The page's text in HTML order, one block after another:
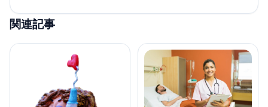
関連記事